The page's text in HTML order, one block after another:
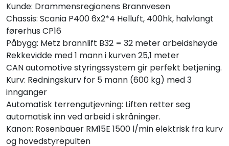
Kunde: Drammensregionens Brannvesen
Chassis: Scania P400 6x2*4 Helluft, 400hk, halvlangt
førerhus CP16
Påbygg: Metz brannlift B32 = 32 meter arbeidshøyde
Rekkevidde med 1 mann i kurven 25,1 meter
CAN automotive styringssystem gir perfekt betjening.
Kurv: Redningskurv for 5 mann (600 kg) med 3
innganger
Automatisk terrengutjevning: Liften retter seg
automatisk inn ved arbeid i skråninger.
Kanon: Rosenbauer RM15E 1500 l/min elektrisk fra kurv
og hovedstyrepulten